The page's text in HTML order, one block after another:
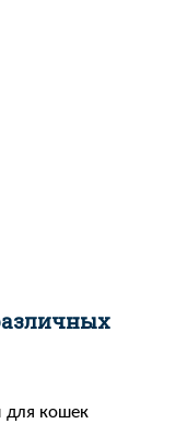
для кошек